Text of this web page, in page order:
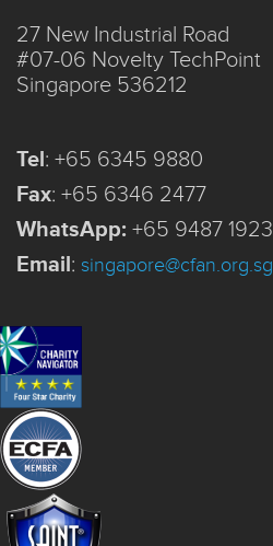
27 New Industrial Road
#07-06 Novelty TechPoint
Singapore 536212
Tel: +65 6345 9880
Fax: +65 6346 2477
WhatsApp: +65 9487 1923
Email: singapore@cfan.org.sg